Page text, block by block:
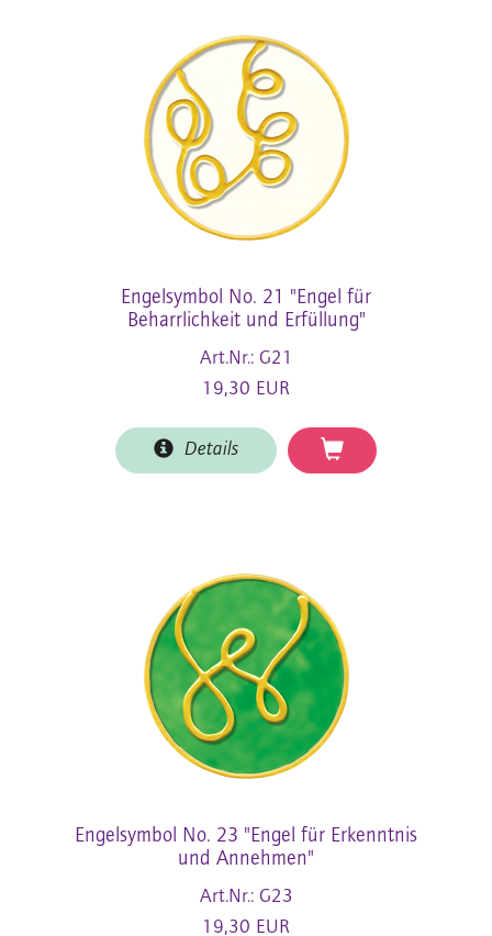
Engelsymbol No. 21 "Engel für
Beharrlichkeit und Erfüllung"
Art.Nr.: G21
19,30 EUR
Details
Engelsymbol No. 23 "Engel für Erkenntnis
und Annehmen"
Art.Nr.: G23
19,30 EUR